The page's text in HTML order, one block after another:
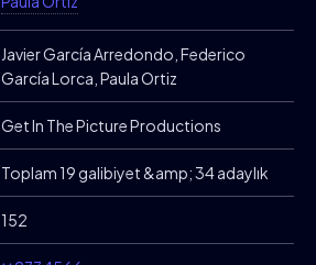
Javier García Arredondo, Federico
García Lorca, Paula Ortiz
Get In The Picture Productions
Toplam 19 galibiyet &amp; 34 adaylık
152